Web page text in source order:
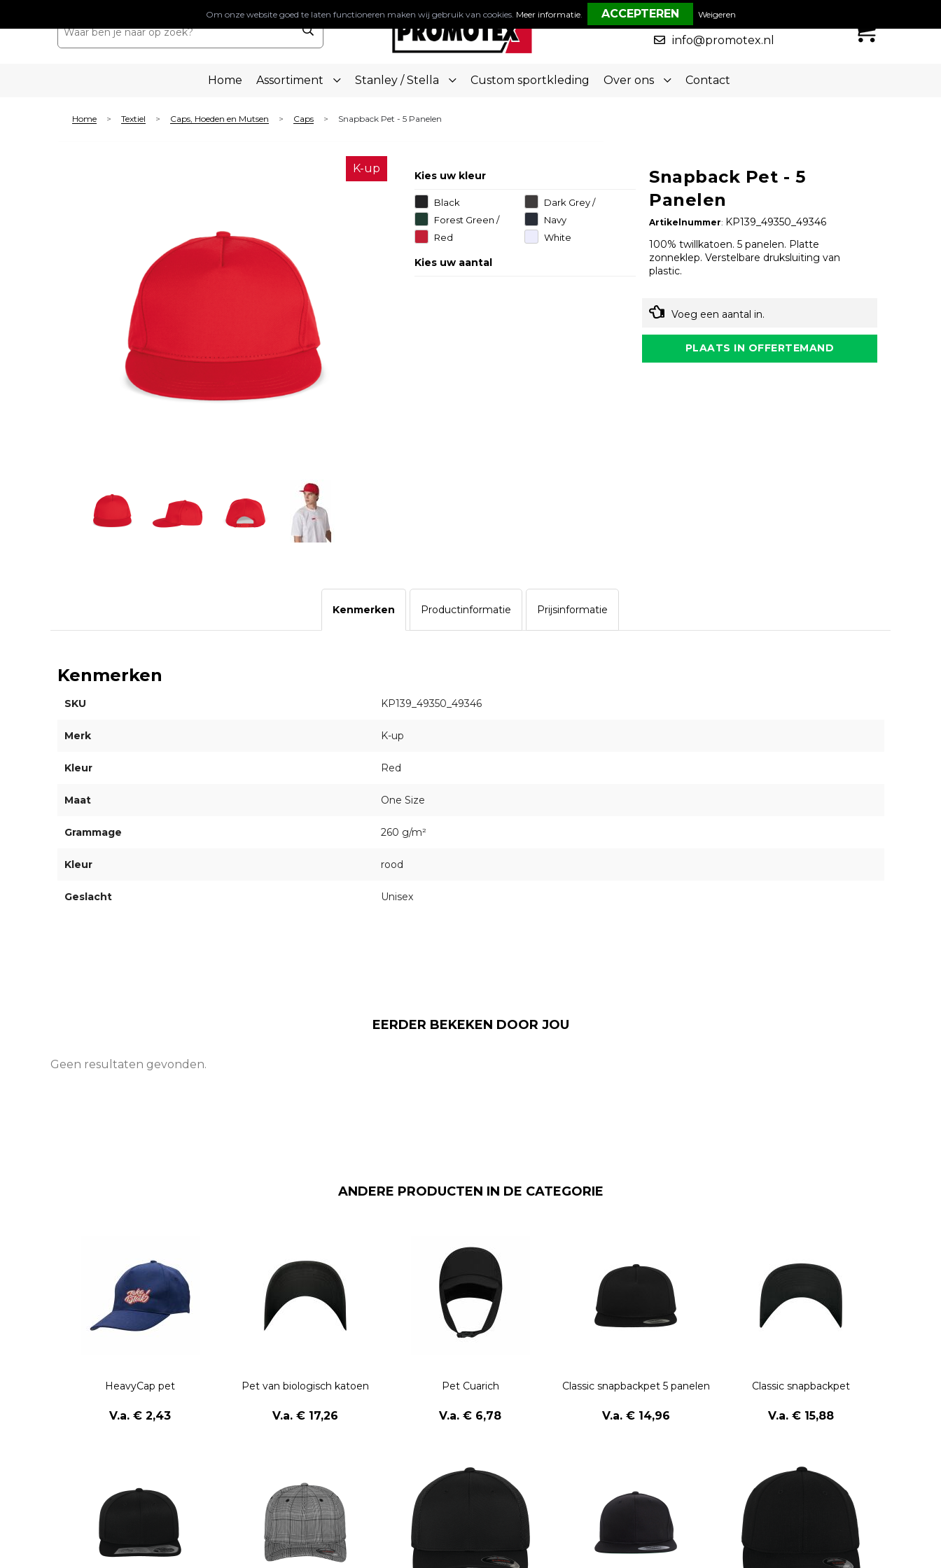
050-5773636
info@promotex.nl
Home Assortiment Stanley / Stella Custom sportkleding Over ons Contact
Home > Textiel > Caps, Hoeden en Mutsen > Caps > Snapback Pet - 5 Panelen
K-up
Kies uw kleur
Black
Dark Grey /
Forest Green /
Navy
Red
White
Kies uw aantal
Snapback Pet - 5
Panelen
Artikelnummer: KP139_49350_49346
100% twillkatoen. 5 panelen. Platte
zonneklep. Verstelbare druksluiting van
plastic.
Voeg een aantal in.
PLAATS IN OFFERTEMAND
Kenmerken Productinformatie Prijsinformatie
Kenmerken
SKU KP139_49350_49346
Merk K-up
Kleur Red
Maat One Size
Grammage 260 g/m²
Kleur rood
Geslacht Unisex
EERDER BEKEKEN DOOR JOU
Geen resultaten gevonden.
ANDERE PRODUCTEN IN DE CATEGORIE
HeavyCap pet
V.a. € 2,43
Pet van biologisch katoen
V.a. € 17,26
Pet Cuarich
V.a. € 6,78
Classic snapbackpet 5 panelen
V.a. € 14,96
Classic snapbackpet
V.a. € 15,88
Om onze website goed te laten functioneren maken wij gebruik van cookies. Meer informatie. Weigeren